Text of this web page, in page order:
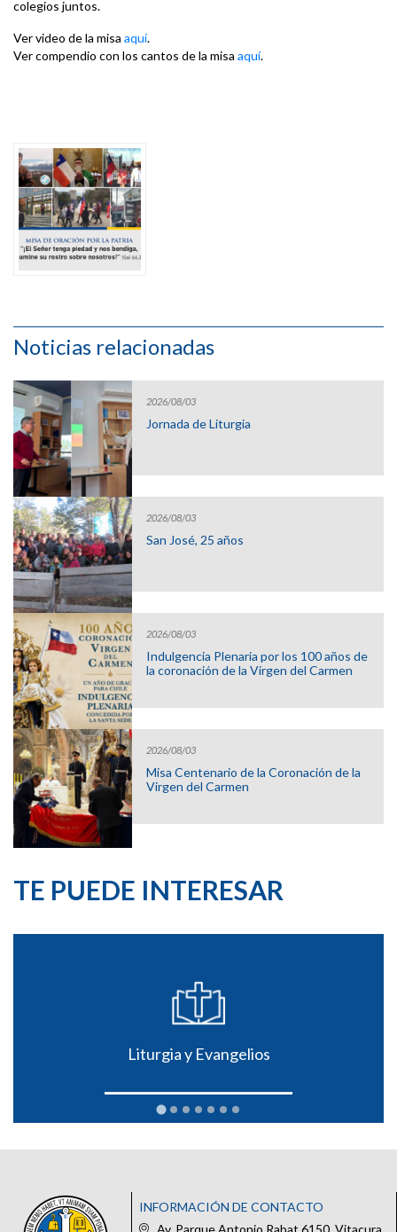
colegios juntos.
Ver video de la misa aquí.
Ver compendio con los cantos de la misa aquí.
Noticias relacionadas
2026/08/03
Jornada de Liturgia
2026/08/03
San José, 25 años
2026/08/03
Indulgencia Plenaria por los 100 años de
la coronación de la Virgen del Carmen
2026/08/03
Misa Centenario de la Coronación de la
Virgen del Carmen
TE PUEDE INTERESAR
Liturgia y Evangelios
INFORMACIÓN DE CONTACTO
Av. Parque Antonio Rabat 6150, Vitacura